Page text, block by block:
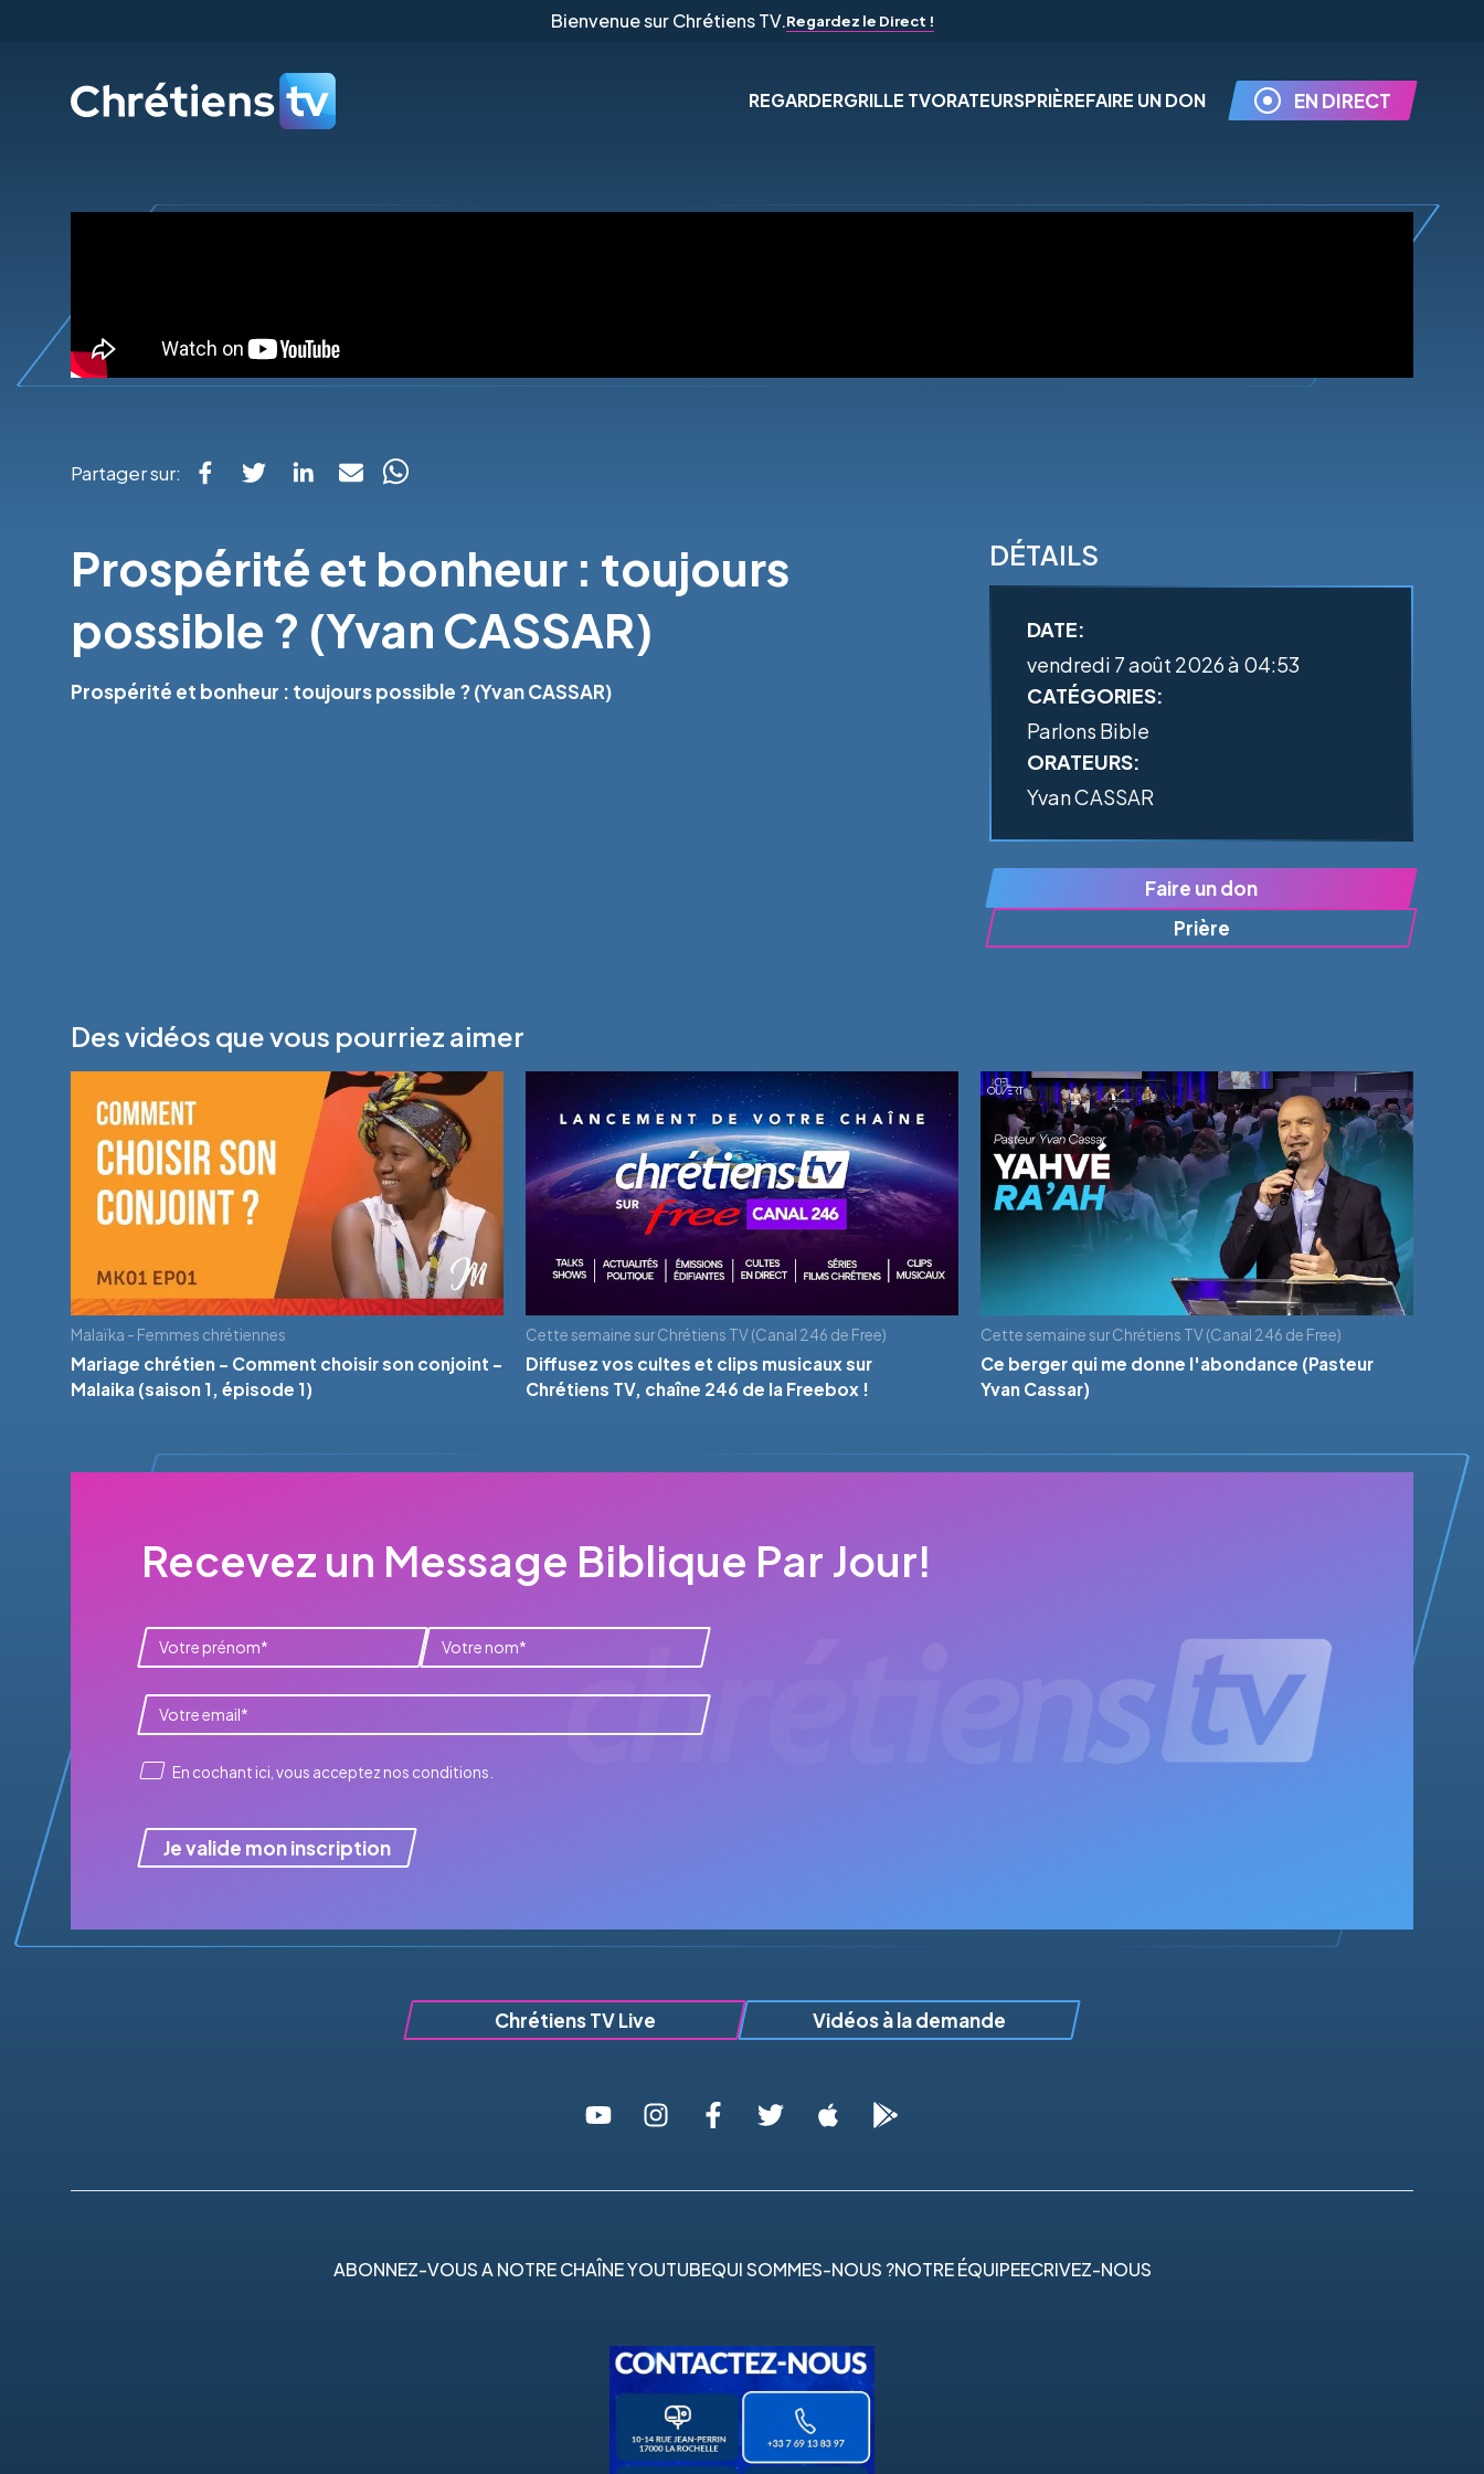
Bienvenue sur Chrétiens TV.Regardez le Direct !
REGARDERGRILLE TVORATEURSPRIÈREFAIRE UN DON EN DIRECT
Partager sur:
Prospérité et bonheur : toujours
possible ? (Yvan CASSAR)
Prospérité et bonheur : toujours possible ? (Yvan CASSAR)
DÉTAILS
DATE:
vendredi 7 août 2026 à 04:53
CATÉGORIES:
Parlons Bible
ORATEURS:
Yvan CASSAR
Faire un don
Prière
Des vidéos que vous pourriez aimer
Malaïka - Femmes chrétiennes
Mariage chrétien - Comment choisir son conjoint -
Malaika (saison 1, épisode 1)
Cette semaine sur Chrétiens TV (Canal 246 de Free)
Diffusez vos cultes et clips musicaux sur
Chrétiens TV, chaîne 246 de la Freebox !
Cette semaine sur Chrétiens TV (Canal 246 de Free)
Ce berger qui me donne l'abondance (Pasteur
Yvan Cassar)
Recevez un Message Biblique Par Jour!
En cochant ici, vous acceptez nos conditions
Je valide mon inscription
Chrétiens TV Live Vidéos à la demande
ABONNEZ-VOUS A NOTRE CHAÎNE YOUTUBEQUI SOMMES-NOUS ?NOTRE ÉQUIPEECRIVEZ-NOUS